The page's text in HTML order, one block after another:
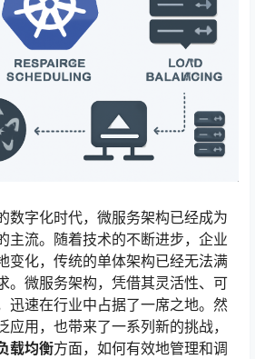
数字化时代，微服务架构已经成为
主流。随着技术的不断进步，企业
变化，传统的单体架构已经无法满
。微服务架构，凭借其灵活性、可
迅速在行业中占据了一席之地。然
应用，也带来了一系列新的挑战，
载均衡方面，如何有效地管理和调